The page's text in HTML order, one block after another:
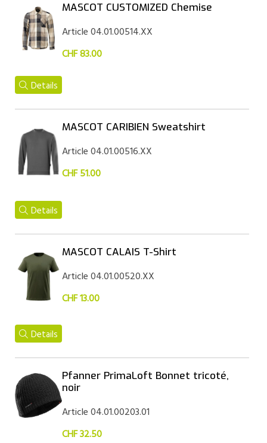
MASCOT CUSTOMIZED Chemise
Article 04.01.00514.XX
CHF 83.00
Details
MASCOT CARIBIEN Sweatshirt
Article 04.01.00516.XX
CHF 51.00
Details
MASCOT CALAIS T-Shirt
Article 04.01.00520.XX
CHF 13.00
Details
Pfanner PrimaLoft Bonnet tricoté,
noir
Article 04.01.00203.01
CHF 32.50